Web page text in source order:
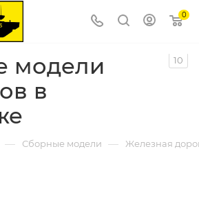
0
модели
в
10
— Сборные модели — Железная